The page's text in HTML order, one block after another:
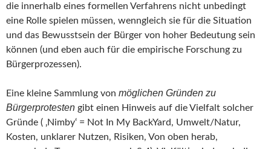
die innerhalb eines formellen Verfahrens nicht unbedingt
eine Rolle spielen müssen, wenngleich sie für die Situation
und das Bewusstsein der Bürger von hoher Bedeutung sein
können (und eben auch für die empirische Forschung zu
Bürgerprozessen).
Eine kleine Sammlung von möglichen Gründen zu
Bürgerprotesten gibt einen Hinweis auf die Vielfalt solcher
Gründe ( ‚Nimby‘ = Not In My BackYard, Umwelt/Natur,
Kosten, unklarer Nutzen, Risiken, Von oben herab,